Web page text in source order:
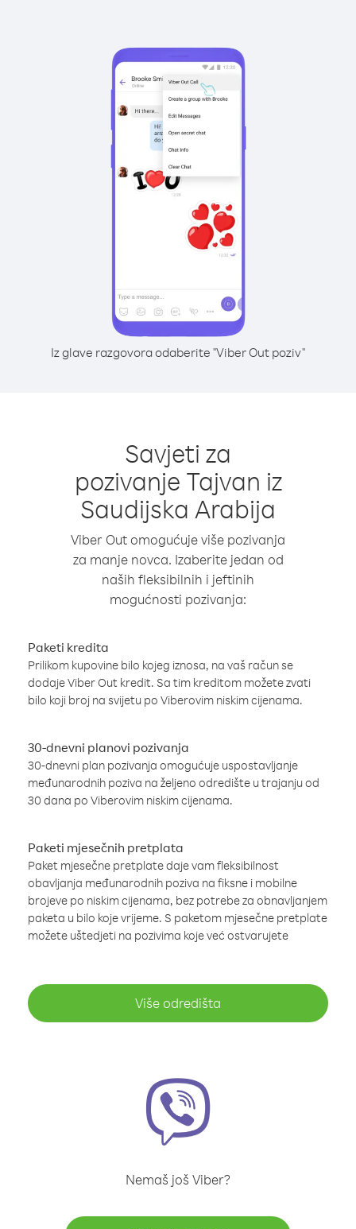
Iz glave razgovora odaberite "Viber Out poziv"
Savjeti za
pozivanje Tajvan iz
Saudijska Arabija
Viber Out omogućuje više pozivanja
za manje novca. Izaberite jedan od
naših fleksibilnih i jeftinih
mogućnosti pozivanja:
Paketi kredita
Prilikom kupovine bilo kojeg iznosa, na vaš račun se
dodaje Viber Out kredit. Sa tim kreditom možete zvati
bilo koji broj na svijetu po Viberovim niskim cijenama.
30-dnevni planovi pozivanja
30-dnevni plan pozivanja omogućuje uspostavljanje
međunarodnih poziva na željeno odredište u trajanju od
30 dana po Viberovim niskim cijenama.
Paketi mjesečnih pretplata
Paket mjesečne pretplate daje vam fleksibilnost
obavljanja međunarodnih poziva na fiksne i mobilne
brojeve po niskim cijenama, bez potrebe za obnavljanjem
paketa u bilo koje vrijeme. S paketom mjesečne pretplate
možete uštedjeti na pozivima koje već ostvarujete
Više odredišta
Nemaš još Viber?